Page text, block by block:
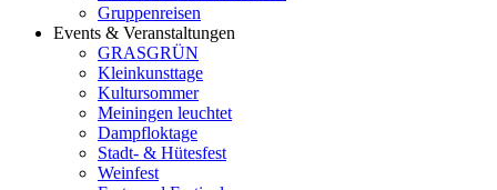
Gruppenreisen
Events & Veranstaltungen
GRASGRÜN
Kleinkunsttage
Kultursommer
Meiningen leuchtet
Dampfloktage
Stadt- & Hütesfest
Weinfest